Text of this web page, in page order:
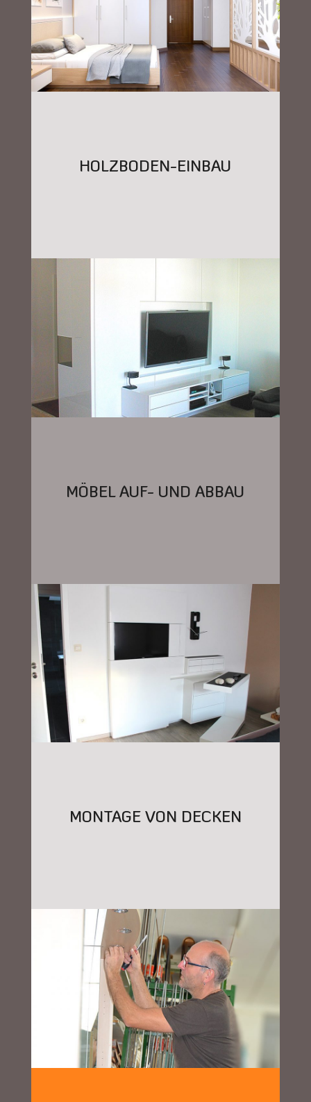
HOLZBODEN-EINBAU
MÖBEL AUF- UND ABBAU
MONTAGE VON DECKEN